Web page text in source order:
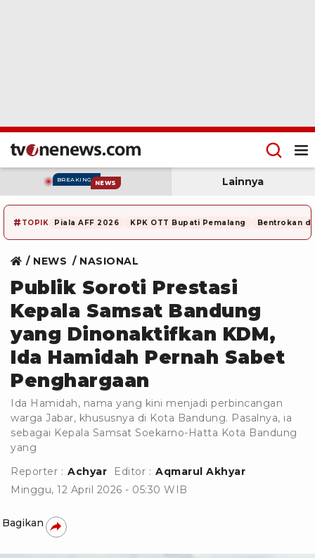
BREAKING NEWS Lainnya
# TOPIK Piala AFF 2026 KPK OTT Bupati Pemalang Bentrokan di
NEWS NASIONAL
Publik Soroti Prestasi
Kepala Samsat Bandung
yang Dinonaktifkan KDM,
Ida Hamidah Pernah Sabet
Penghargaan
Ida Hamidah, nama yang kini menjadi perbincangan
warga Jabar, khususnya di Kota Bandung. Pasalnya, ia
sebagai Kepala Samsat Soekarno-Hatta Kota Bandung
yang
Reporter : Achyar Editor : Aqmarul Akhyar
Minggu, 12 April 2026 - 05:30 WIB
Bagikan